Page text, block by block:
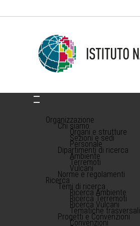
Organizzazione
Chi siamo
Organi e strutture
Sezioni e sedi
Personale
Dipartimenti di ricerca
Ambiente
Terremoti
Vulcani
Norme e regolamenti
Ricerca
Temi di ricerca
Ricerca Ambiente
Ricerca Terremoti
Ricerca Vulcani
Tematiche trasversali
Progetti e Convenzioni
Convenzioni